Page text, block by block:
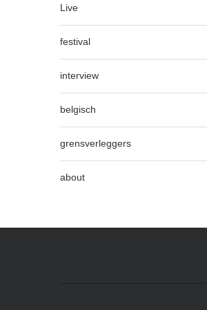
Live
festival
interview
belgisch
grensverleggers
about